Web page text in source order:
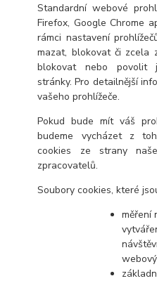
Standardní webové
Firefox, Google Chrome
rámci nastavení
mazat, blokovat či zcela
blokovat nebo povolit
stránky. Pro detailnější
vašeho prohlížeče.
Pokud bude mít váš
budeme vycházet z
cookies ze strany
zpracovatelů.
Soubory cookies, které
měření